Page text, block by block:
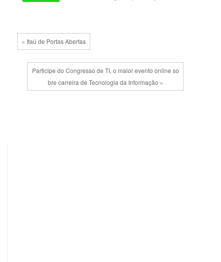
« Itaú de Portas Abertas
Participe do Congresso de TI, o maior evento online so
bre carreira de Tecnologia da Informação »